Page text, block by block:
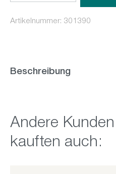
Artikelnummer: 301390
Beschreibung
Produktgalerie überspringen
Andere Kunden
kauften auch: